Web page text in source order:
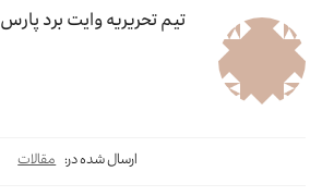
تیم تحریریه وایت برد پارس
ارسال شده در: مقالات